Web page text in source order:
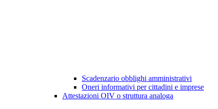
Scadenzario obblighi amministrativi
Oneri informativi per cittadini e imprese
Attestazioni OIV o struttura analoga